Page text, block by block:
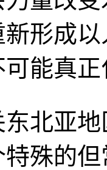
形成
能真
东北亚
殊的